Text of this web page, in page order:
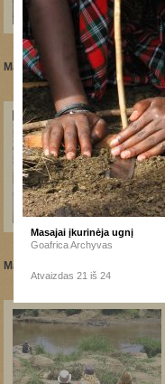
Masai Mara Rezervatas
Masai Mara Rezervatas
Masajai įkurinėja ugnį
Goafrica Archyvas
Atvaizdas 21 iš 24